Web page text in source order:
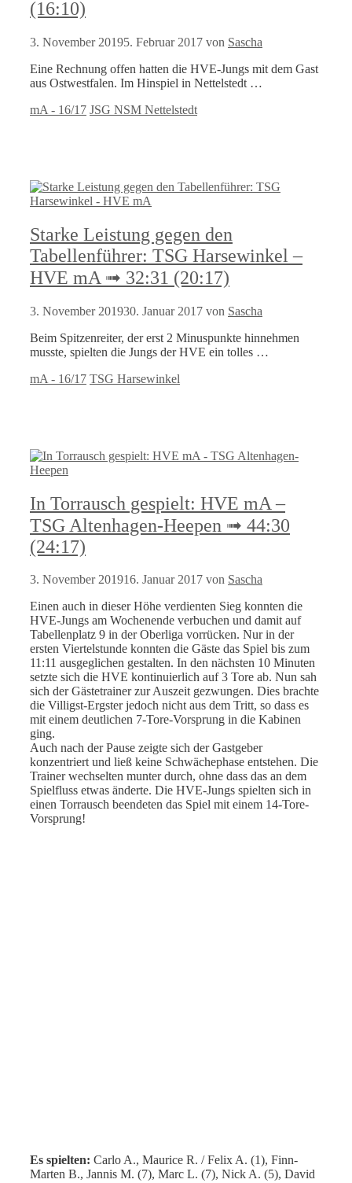
(16:10)
3. November 20195. Februar 2017 von Sascha
Eine Rechnung offen hatten die HVE-Jungs mit dem Gast
aus Ostwestfalen. Im Hinspiel in Nettelstedt …
Kategorien
mA - 16/17 Schlagwörter
JSG NSM Nettelstedt
Starke Leistung gegen den
Tabellenführer: TSG Harsewinkel –
HVE mA ➟ 32:31 (20:17)
3. November 201930. Januar 2017 von Sascha
Beim Spitzenreiter, der erst 2 Minuspunkte hinnehmen
musste, spielten die Jungs der HVE ein tolles …
Kategorien
mA - 16/17 Schlagwörter
TSG Harsewinkel
In Torrausch gespielt: HVE mA –
TSG Altenhagen-Heepen ➟ 44:30
(24:17)
3. November 201916. Januar 2017 von Sascha
Einen auch in dieser Höhe verdienten Sieg konnten die
HVE-Jungs am Wochenende verbuchen und damit auf
Tabellenplatz 9 in der Oberliga vorrücken. Nur in der
ersten Viertelstunde konnten die Gäste das Spiel bis zum
11:11 ausgeglichen gestalten. In den nächsten 10 Minuten
setzte sich die HVE kontinuierlich auf 3 Tore ab. Nun sah
sich der Gästetrainer zur Auszeit gezwungen. Dies brachte
die Villigst-Ergster jedoch nicht aus dem Tritt, so dass es
mit einem deutlichen 7-Tore-Vorsprung in die Kabinen
ging.
Auch nach der Pause zeigte sich der Gastgeber
konzentriert und ließ keine Schwächephase entstehen. Die
Trainer wechselten munter durch, ohne dass das an dem
Spielfluss etwas änderte. Die HVE-Jungs spielten sich in
einen Torrausch beendeten das Spiel mit einem 14-Tore-
Vorsprung!
Es spielten: Carlo A., Maurice R. / Felix A. (1), Finn-
Marten B., Jannis M. (7), Marc L. (7), Nick A. (5), David